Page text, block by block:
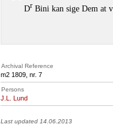
Dr Bini kan sige Dem at
Archival Reference
m2 1809, nr. 7
Persons
J.L. Lund
Last updated 14.06.2013